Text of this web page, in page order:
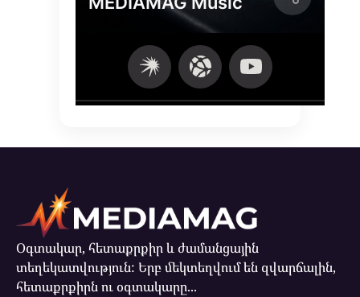
Օգտակար, հետաքրքիր և ժամանցային
տեղեկատվություն: Երբ մեկտեղվում են զվարճալին,
հետաքրքիրն ու օգտակարը...